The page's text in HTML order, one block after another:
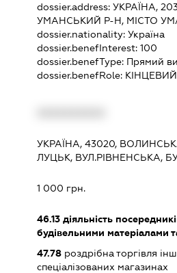
dossier.address: УКРАЇНА,
УМАНСЬКИЙ Р-Н, МІСТО
dossier.nationality: Україна
dossier.benefInterest: 100
dossier.benefType: Прямий
dossier.benefRole:
УКРАЇНА, 43020,
ЛУЦЬК, ВУЛ.РІВНЕНСЬКА,
1 000 грн.
46.13діяльність
будівельними матеріалами
47.78роздрібна торгівля
спеціалізованих магазинах